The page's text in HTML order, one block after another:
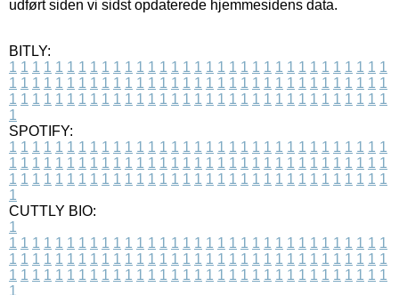
udført siden vi sidst opdaterede hjemmesidens data.
BITLY:
1 1 1 1 1 1 1 1 1 1 1 1 1 1 1 1 1 1 1 1 1 1 1 1 1 1 1 1 1 1 1 1 1
1 1 1 1 1 1 1 1 1 1 1 1 1 1 1 1 1 1 1 1 1 1 1 1 1 1 1 1 1 1 1 1 1
1 1 1 1 1 1 1 1 1 1 1 1 1 1 1 1 1 1 1 1 1 1 1 1 1 1 1 1 1 1 1 1 1
1
SPOTIFY:
1 1 1 1 1 1 1 1 1 1 1 1 1 1 1 1 1 1 1 1 1 1 1 1 1 1 1 1 1 1 1 1 1
1 1 1 1 1 1 1 1 1 1 1 1 1 1 1 1 1 1 1 1 1 1 1 1 1 1 1 1 1 1 1 1 1
1 1 1 1 1 1 1 1 1 1 1 1 1 1 1 1 1 1 1 1 1 1 1 1 1 1 1 1 1 1 1 1 1
1
CUTTLY BIO:
1
1 1 1 1 1 1 1 1 1 1 1 1 1 1 1 1 1 1 1 1 1 1 1 1 1 1 1 1 1 1 1 1 1
1 1 1 1 1 1 1 1 1 1 1 1 1 1 1 1 1 1 1 1 1 1 1 1 1 1 1 1 1 1 1 1 1
1 1 1 1 1 1 1 1 1 1 1 1 1 1 1 1 1 1 1 1 1 1 1 1 1 1 1 1 1 1 1 1 1
1